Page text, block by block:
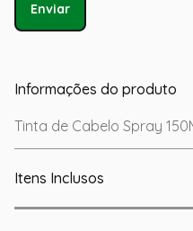
Enviar
Informações do produto
Tinta de Cabelo Spray
Itens Inclusos